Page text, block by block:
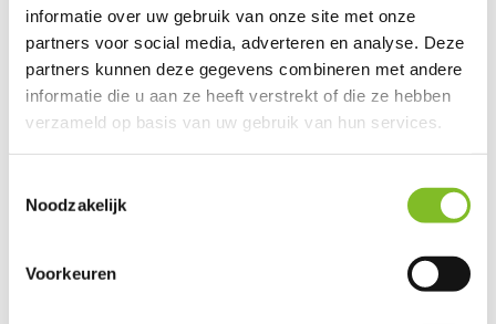
informatie over uw gebruik van onze site met onze
partners voor social media, adverteren en analyse. Deze
partners kunnen deze gegevens combineren met andere
informatie die u aan ze heeft verstrekt of die ze hebben
verzameld op basis van uw gebruik van hun services.
Noodzakelijk
Voorkeuren
Send mail
This product is available in the following variants:
Gerelateerde producten